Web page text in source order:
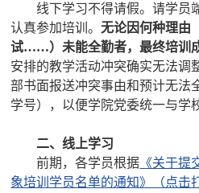
线下学习不得请假。请学员端
认真参加培训。无论因何种理由
试……）未能全勤者，最终培训
安排的教学活动冲突确实无法调
部书面报送冲突事由和预计无法
学号），以便学院党委统一与学
二、线上学习
前期，各学员根据 《关于提
象培训学员名单的通知》（点击